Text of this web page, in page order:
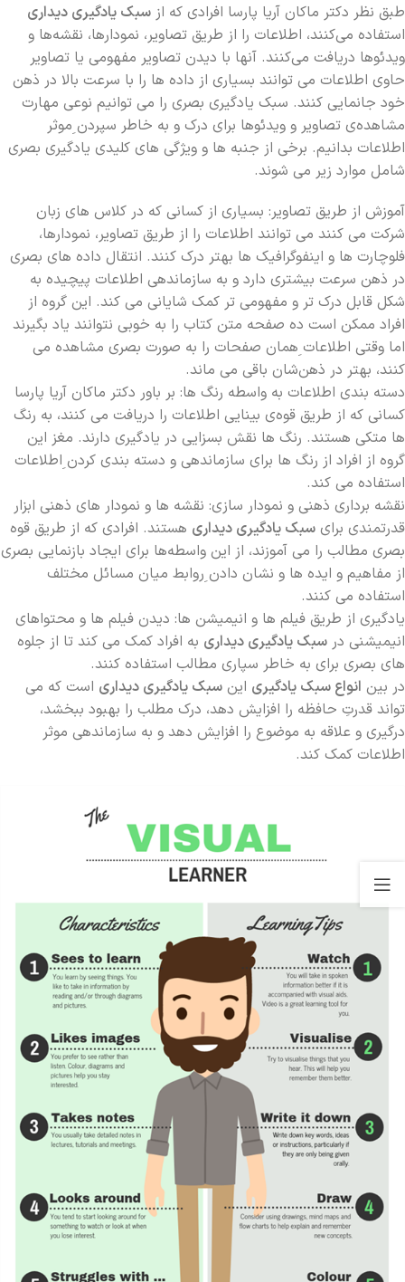
طبق نظر دکتر ماکان آریا پارسا افرادی که از سبک یادگیری دیداری
استفاده می‌کنند، اطلاعات را از طریق تصاویر، نمودارها، نقشه‌ها و
ویدئوها دریافت می‌کنند. آنها با دیدن تصاویر مفهومی یا تصاویر
حاوی اطلاعات می توانند بسیاری از داده ها را با سرعت بالا در ذهن
خود جانمایی کنند. سبک یادگیری بصری را می توانیم نوعی مهارت
ِمشاهده‌ی تصاویر و ویدئوها برای درک و به خاطر سپردن ِموثر
اطلاعات بدانیم. برخی از جنبه ها و ویژگی های کلیدی یادگیری بصری
شامل موارد زیر می شوند.
آموزش از طریق تصاویر: بسیاری از کسانی که در کلاس های زبان
شرکت می کنند می توانند اطلاعات را از طریق تصاویر، نمودارها،
فلوچارت ها و اینفوگرافیک ها بهتر درک کنند. انتقال داده های بصری
در ذهن سرعت بیشتری دارد و به سازماندهی اطلاعات پیچیده به
شکل قابل درک تر و مفهومی تر کمک شایانی می کند. این گروه از
افراد ممکن است ده صفحه متن کتاب را به خوبی نتوانند یاد بگیرند
اما وقتی اطلاعات ِهمان صفحات را به صورت بصری مشاهده می
کنند، بهتر در ذهن‌شان باقی می ماند.
دسته بندی اطلاعات به واسطه رنگ ها: بر باور دکتر ماکان آریا پارسا
کسانی که از طریق قوه‌ی بینایی اطلاعات را دریافت می کنند، به رنگ
ها متکی هستند. رنگ ها نقش بسزایی در یادگیری دارند. مغز این
گروه از افراد از رنگ ها برای سازماندهی و دسته بندی کردن ِاطلاعات
استفاده می کند.
نقشه برداری ذهنی و نمودار سازی: نقشه ها و نمودار های ذهنی ابزار
قدرتمندی برای سبک یادگیری دیداری هستند. افرادی که از طریق قوه
بصری مطالب را می آموزند، از این واسطه‌ها برای ایجاد بازنمایی بصری
از مفاهیم و ایده ها و نشان دادن ِروابط میان مسائل مختلف
استفاده می کنند.
یادگیری از طریق فیلم ها و انیمیشن ها: دیدن فیلم ها و محتواهای
انیمیشنی در سبک یادگیری دیداری به افراد کمک می کند تا از جلوه
های بصری برای به خاطر سپاری مطالب استفاده کنند.
در بین انواع سبک یادگیری این سبک یادگیری دیداری است که می
تواند قدرتِ حافظه را افزایش دهد، درک مطلب را بهبود ببخشد،
درگیری و علاقه به موضوع را افزایش دهد و به سازماندهی موثر
اطلاعات کمک کند.